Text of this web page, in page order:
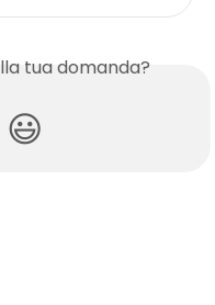
tua domanda?
😃